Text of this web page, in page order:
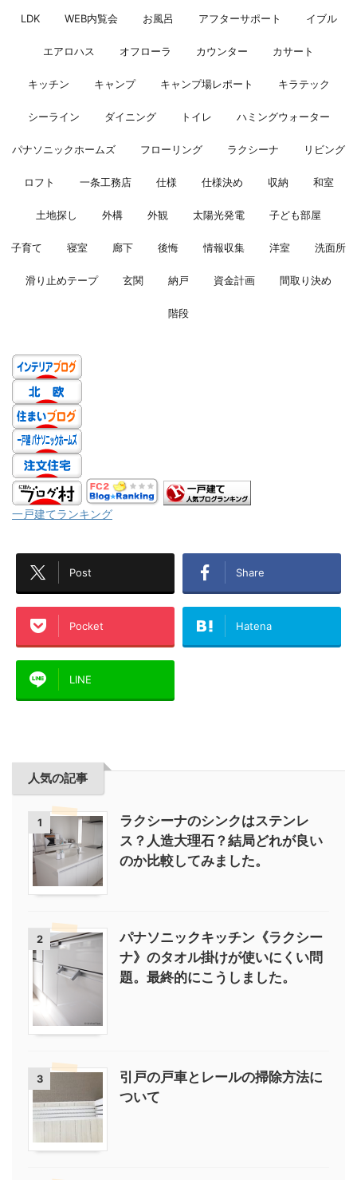
LDK WEB内覧会 お風呂 アフターサポート イブル
エアロハス オフローラ カウンター カサート
キッチン キャンプ キャンプ場レポート キラテック
シーライン ダイニング トイレ ハミングウォーター
パナソニックホームズ フローリング ラクシーナ リビング
ロフト 一条工務店 仕様 仕様決め 収納 和室
土地探し 外構 外観 太陽光発電 子ども部屋
子育て 寝室 廊下 後悔 情報収集 洋室 洗面所
滑り止めテープ 玄関 納戸 資金計画 間取り決め
階段
一戸建てランキング
Post Share
Pocket Hatena
LINE
人気の記事
1
ラクシーナのシンクはステンレ
ス？人造大理石？結局どれが良い
のか比較してみました。
2
パナソニックキッチン《ラクシー
ナ》のタオル掛けが使いにくい問
題。最終的にこうしました。
3
引戸の戸車とレールの掃除方法に
ついて